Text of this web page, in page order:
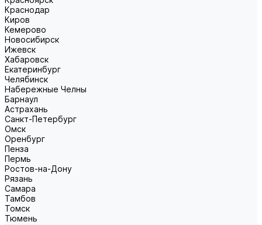
Краснодар
Киров
Кемерово
Новосибирск
Ижевск
Хабаровск
Екатеринбург
Челябинск
Набережные Челны
Барнаул
Астрахань
Санкт-Петербург
Омск
Оренбург
Пенза
Пермь
Ростов-на-Дону
Рязань
Самара
Тамбов
Томск
Тюмень